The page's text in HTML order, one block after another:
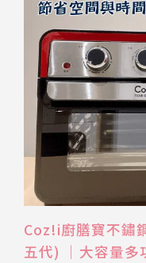
Coz!i廚膳寶不鏽
五代) ｜大容量多